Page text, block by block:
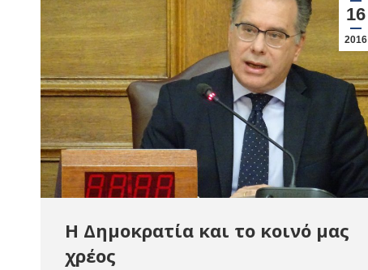
16
2016
Η Δημοκρατία και το κοινό μας
χρέος